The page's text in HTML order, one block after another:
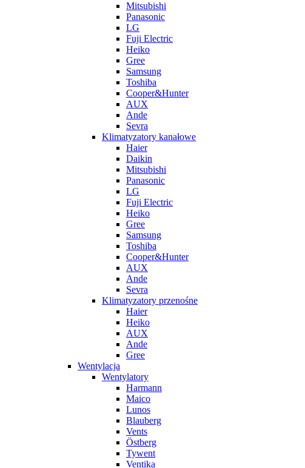
Mitsubishi
Panasonic
LG
Fuji Electric
Heiko
Gree
Samsung
Toshiba
Cooper&Hunter
AUX
Ande
Sevra
Klimatyzatory kanałowe
Haier
Daikin
Mitsubishi
Panasonic
LG
Fuji Electric
Heiko
Gree
Samsung
Toshiba
Cooper&Hunter
AUX
Ande
Sevra
Klimatyzatory przenośne
Haier
Heiko
AUX
Ande
Gree
Wentylacja
Wentylatory
Harmann
Maico
Lunos
Blauberg
Vents
Östberg
Tywent
Ventika